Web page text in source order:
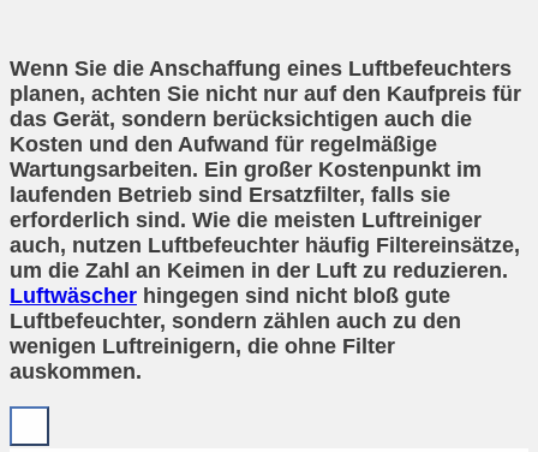
Wenn Sie die Anschaffung eines Luftbefeuchters
planen, achten Sie nicht nur auf den Kaufpreis für
das Gerät, sondern berücksichtigen auch die
Kosten und den Aufwand für regelmäßige
Wartungsarbeiten. Ein großer Kostenpunkt im
laufenden Betrieb sind Ersatzfilter, falls sie
erforderlich sind. Wie die meisten Luftreiniger
auch, nutzen Luftbefeuchter häufig Filtereinsätze,
um die Zahl an Keimen in der Luft zu reduzieren.
Luftwäscher hingegen sind nicht bloß gute
Luftbefeuchter, sondern zählen auch zu den
wenigen Luftreinigern, die ohne Filter
auskommen.